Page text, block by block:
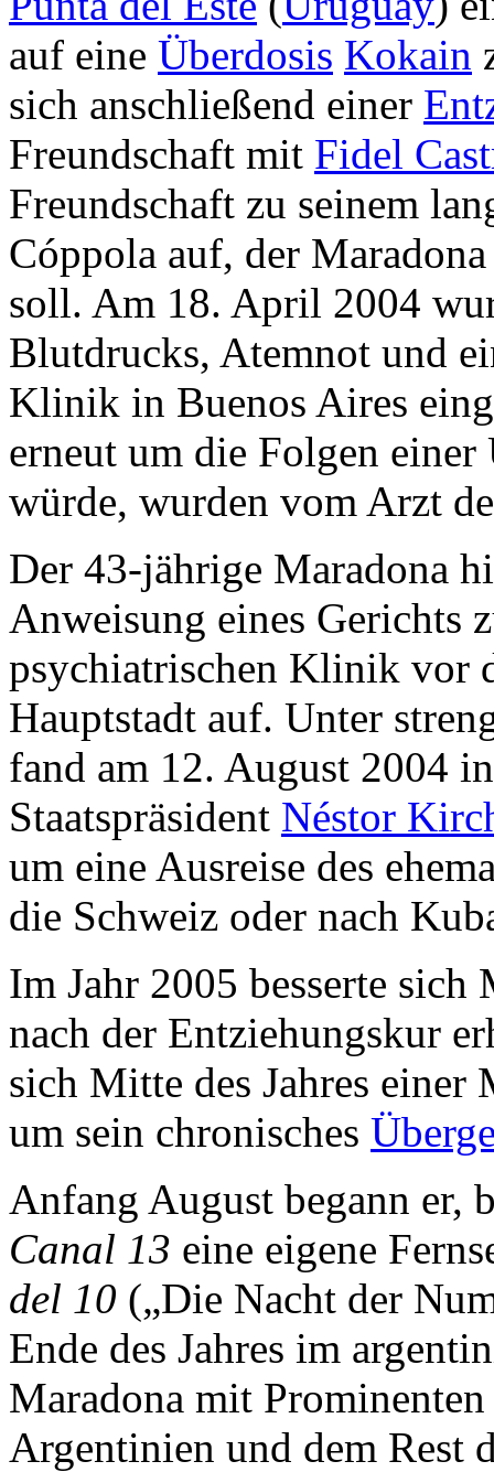
auf eine Überdosis Kokain
sich anschließend einer
Freundschaft mit Fidel
Freundschaft zu seinem
Cóppola auf, der
soll. Am 18. April 2004
Blutdrucks, Atemnot und
Klinik in Buenos Aires
erneut um die Folgen
würde, wurden vom Arzt
Der 43-jährige Maradona
Anweisung eines Gerichts
psychiatrischen Klinik vor
Hauptstadt auf. Unter
fand am 12. August 2004
Staatspräsident Néstor
um eine Ausreise des
die Schweiz oder nach
Im Jahr 2005 besserte sich
nach der Entziehungskur
sich Mitte des Jahres
um sein chronisches
Anfang August begann er,
Canal 13 eine eigene
del 10 („Die Nacht der
Ende des Jahres im
Maradona mit
Argentinien und dem Rest